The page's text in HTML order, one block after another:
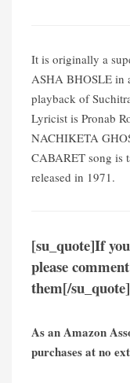
It is originally a
ASHA BHOSLE in
playback of
Lyricist is Pronab
NACHIKETA
CABARET song is
released in 1971.
[su_quote]If
please
them[/su_quote]
As an Amazon
purchases at no